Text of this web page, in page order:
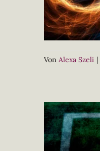
Von Alexa Szeli |